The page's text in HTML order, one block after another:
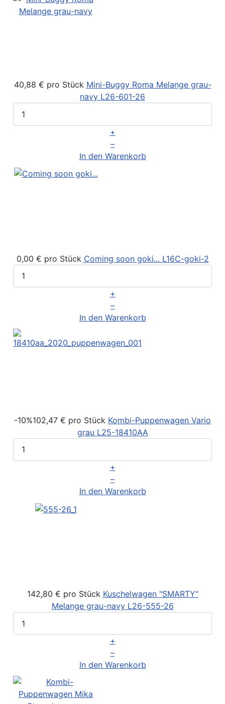
40,88 € pro Stück Mini-Buggy Roma Melange grau-
navy L26-601-26
+
–
In den Warenkorb
0,00 € pro Stück Coming soon goki... L16C-goki-2
+
–
In den Warenkorb
-10%102,47 € pro Stück Kombi-Puppenwagen Vario
grau L25-18410AA
+
–
In den Warenkorb
142,80 € pro Stück Kuschelwagen "SMARTY"
Melange grau-navy L26-555-26
+
–
In den Warenkorb